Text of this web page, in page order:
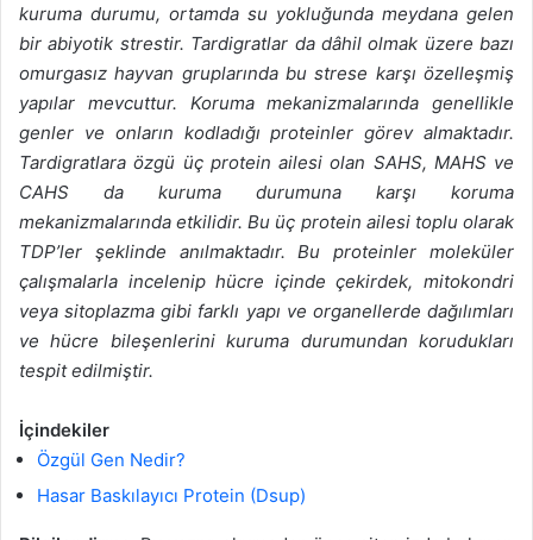
kuruma durumu, ortamda su yokluğunda meydana gelen
bir abiyotik strestir. Tardigratlar da dâhil olmak üzere bazı
omurgasız hayvan gruplarında bu strese karşı özelleşmiş
yapılar mevcuttur. Koruma mekanizmalarında genellikle
genler ve onların kodladığı proteinler görev almaktadır.
Tardigratlara özgü üç protein ailesi olan SAHS, MAHS ve
CAHS da kuruma durumuna karşı koruma
mekanizmalarında etkilidir. Bu üç protein ailesi toplu olarak
TDP’ler şeklinde anılmaktadır. Bu proteinler moleküler
çalışmalarla incelenip hücre içinde çekirdek, mitokondri
veya sitoplazma gibi farklı yapı ve organellerde dağılımları
ve hücre bileşenlerini kuruma durumundan korudukları
tespit edilmiştir.
İçindekiler
Özgül Gen Nedir?
Hasar Baskılayıcı Protein (Dsup)